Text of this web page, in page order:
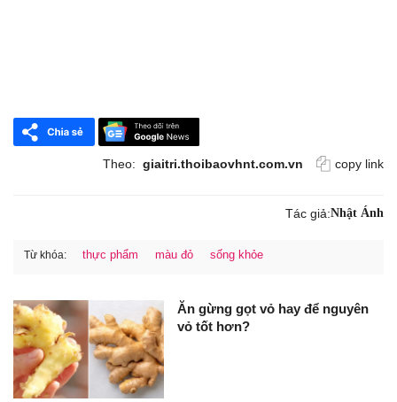
Theo: giaitri.thoibaovhnt.com.vn copy link
Tác giả:Nhật Ánh
Từ khóa: thực phẩm màu đỏ sống khỏe
Ăn gừng gọt vỏ hay để nguyên
vỏ tốt hơn?